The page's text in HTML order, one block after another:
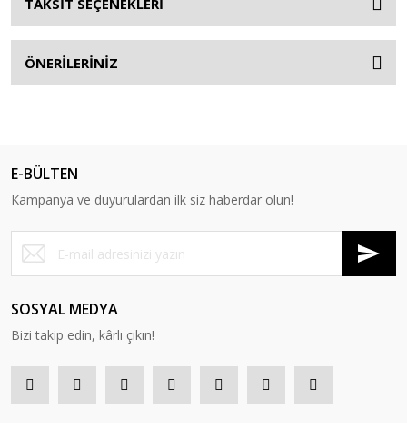
TAKSİT SEÇENEKLERİ
ÖNERİLERİNİZ
E-BÜLTEN
Kampanya ve duyurulardan ilk siz haberdar olun!
SOSYAL MEDYA
Bizi takip edin, kârlı çıkın!